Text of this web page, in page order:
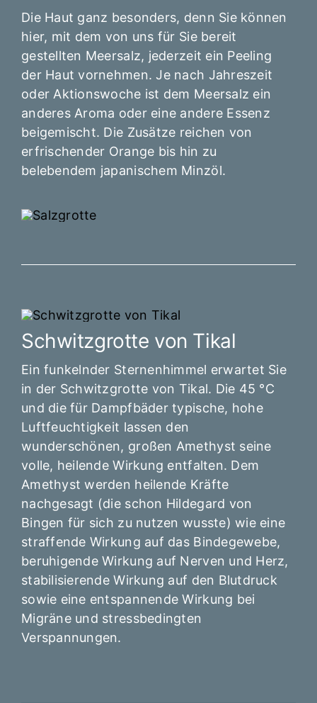
Die Haut ganz besonders, denn Sie können
hier, mit dem von uns für Sie bereit
gestellten Meersalz, jederzeit ein Peeling
der Haut vornehmen. Je nach Jahreszeit
oder Aktionswoche ist dem Meersalz ein
anderes Aroma oder eine andere Essenz
beigemischt. Die Zusätze reichen von
erfrischender Orange bis hin zu
belebendem japanischem Minzöl.
Schwitzgrotte von Tikal
Ein funkelnder Sternenhimmel erwartet Sie
in der Schwitzgrotte von Tikal. Die 45 °C
und die für Dampfbäder typische, hohe
Luftfeuchtigkeit lassen den
wunderschönen, großen Amethyst seine
volle, heilende Wirkung entfalten. Dem
Amethyst werden heilende Kräfte
nachgesagt (die schon Hildegard von
Bingen für sich zu nutzen wusste) wie eine
straffende Wirkung auf das Bindegewebe,
beruhigende Wirkung auf Nerven und Herz,
stabilisierende Wirkung auf den Blutdruck
sowie eine entspannende Wirkung bei
Migräne und stressbedingten
Verspannungen.